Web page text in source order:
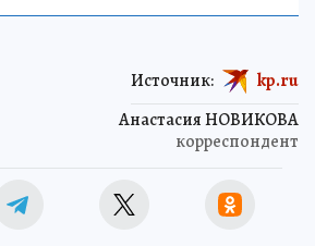
Анастасия НОВИКОВА
корреспондент
Источник: kp.ru